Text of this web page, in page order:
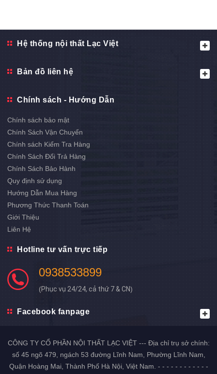
Hệ thống nội thất Lạc Việt
Bản đồ liên hệ
Chính sách - Hướng Dẫn
Chính sách bảo mật
Chính Sách Vận Chuyển
Chính sách Kiểm Tra Hàng
Chính Sách Đổi Trả Hàng
Chính Sách Bảo Hành
Quy định sử dụng
Hướng Dẫn Mua Hàng
Phương Thức Thanh Toán
Giới Thiệu
Liên Hệ
Hotline tư vấn trực tiếp
0938533899
(Phục vụ 24/24, cả thứ 7 & CN)
Facebook fanpage
CÔNG TY CỔ PHẦN NỘI THẤT LẠC VIỆT --- Địa chỉ trụ sở chính:
số 45 ngõ 479, ngách 53 đường Lĩnh Nam, Phường Lĩnh Nam,
Quận Hoàng Mai, Thành Phố Hà Nội, Việt Nam. - - - - - - - - - - - -